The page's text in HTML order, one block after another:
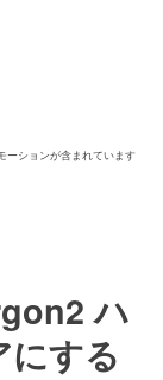
ーションが含まれています
ハ
にする